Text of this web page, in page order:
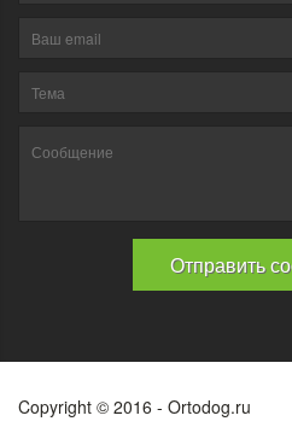
Copyright © 2016 - Ortodog.ru